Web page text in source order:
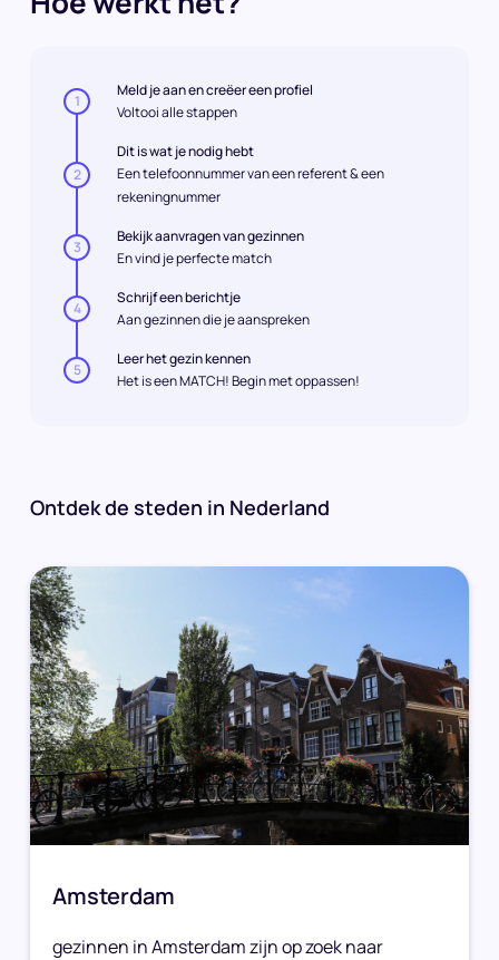
1
Meld je aan en creëer een profiel
Voltooi alle stappen
2
Dit is wat je nodig hebt
Een telefoonnummer van een referent & een
rekeningnummer
3
Bekijk aanvragen van gezinnen
En vind je perfecte match
4
Schrijf een berichtje
Aan gezinnen die je aanspreken
5
Leer het gezin kennen
Het is een MATCH! Begin met oppassen!
Ontdek de steden in Nederland
Amsterdam
gezinnen in Amsterdam zijn op zoek naar